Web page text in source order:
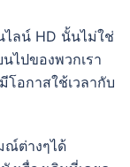
ไลน์ HD นั้นไม่ใช่
ไปของพวกเรา
โอกาสใช้เวลากับ
ณ์ต่างๆได้